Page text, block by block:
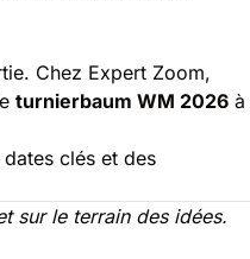
Chez Expert Zoom,
turnierbaum WM 2026 à
clés et des
sur le terrain des idées.